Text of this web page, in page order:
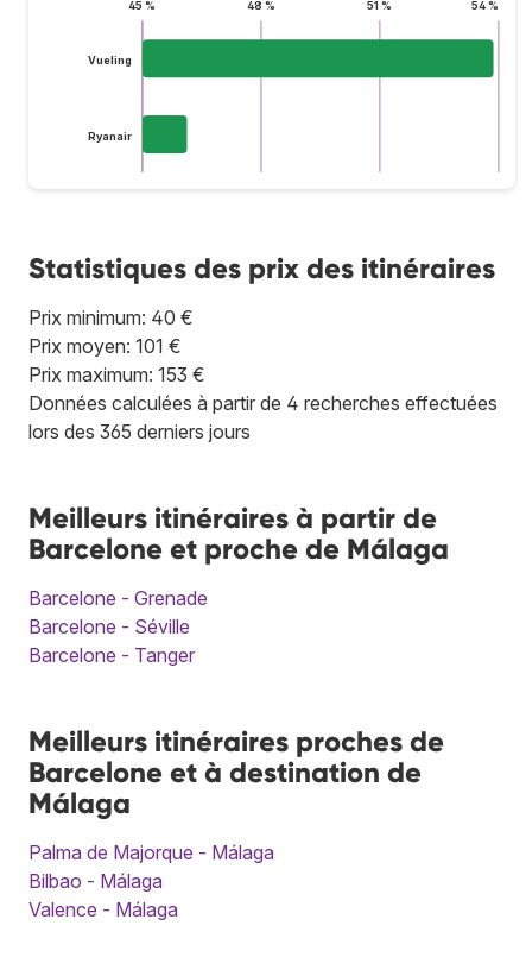
45 % 48 % 51 % 54 %
Vueling
Ryanair
Statistiques des prix des itinéraires
Prix minimum: 40 €
Prix moyen: 101 €
Prix maximum: 153 €
Données calculées à partir de 4 recherches effectuées
lors des 365 derniers jours
Meilleurs itinéraires à partir de
Barcelone et proche de Málaga
Barcelone - Grenade
Barcelone - Séville
Barcelone - Tanger
Meilleurs itinéraires proches de
Barcelone et à destination de
Málaga
Palma de Majorque - Málaga
Bilbao - Málaga
Valence - Málaga